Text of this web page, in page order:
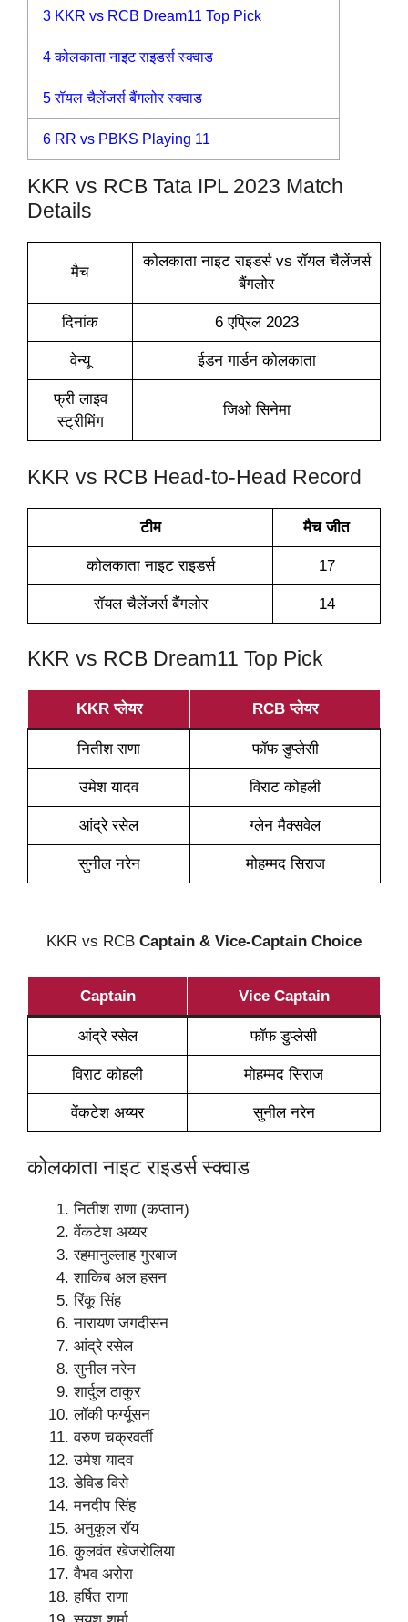
3 KKR vs RCB Dream11 Top Pick
4कोलकाता नाइट राइडर्स स्क्वाड
5रॉयल चैलेंजर्स बैंगलोर स्क्वाड
6 RR vs PBKS Playing 11
KKR vs RCB Tata IPL 2023 Match
Details
मैच
कोलकाता नाइट राइडर्स vs रॉयल चैलेंजर्स
बैंगलोर
दिनांक 6 एप्रिल 2023
वेन्यू ईडन गार्डन कोलकाता
फ्री लाइव
स्ट्रीमिंग
जिओ सिनेमा
KKR vs RCB Head-to-Head Record
टीम मैच जीत
कोलकाता नाइट राइडर्स 17
रॉयल चैलेंजर्स बैंगलोर 14
KKR vs RCB Dream11 Top Pick
KKR प्लेयर RCB प्लेयर
नितीश राणा फॉफ डुप्लेसी
उमेश यादव विराट कोहली
आंद्रे रसेल ग्लेन मैक्सवेल
सुनील नरेन मोहम्मद सिराज
KKR vs RCB Captain & Vice-Captain Choice
Captain Vice Captain
आंद्रे रसेल फॉफ डुप्लेसी
विराट कोहली मोहम्मद सिराज
वेंकटेश अय्यर सुनील नरेन
कोलकाता नाइट राइडर्स स्क्वाड
नितीश राणा (कप्तान)
वेंकटेश अय्यर
रहमानुल्लाह गुरबाज
शाकिब अल हसन
रिंकू सिंह
नारायण जगदीसन
आंद्रे रसेल
सुनील नरेन
शार्दुल ठाकुर
लॉकी फर्ग्यूसन
वरुण चक्रवर्ती
उमेश यादव
डेविड विसे
मनदीप सिंह
अनुकूल रॉय
कुलवंत खेजरोलिया
वैभव अरोरा
हर्षित राणा